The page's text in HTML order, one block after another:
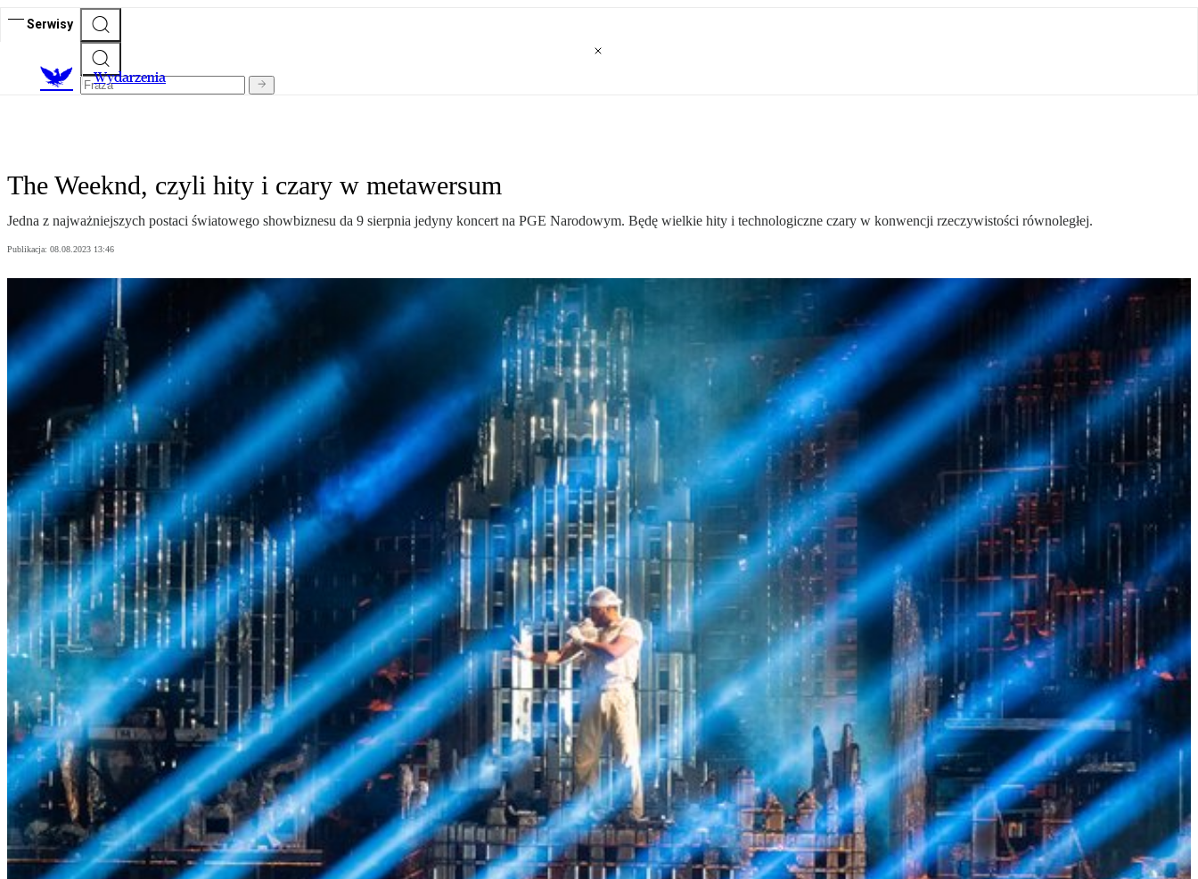
Serwisy
Wydarzenia
The Weeknd, czyli hity i czary w metawersum
Jedna z najważniejszych postaci światowego showbiznesu da 9 sierpnia jedyny koncert na PGE Narodowym. Będę wielkie hity i technologiczne czary w konwencji rzeczywistości równoległej.
Publikacja: 08.08.2023 13:46